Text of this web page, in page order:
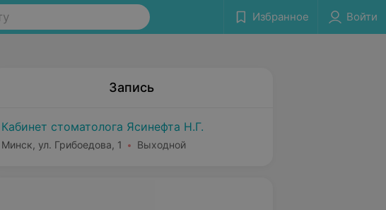
Избранное Войти
Запись
Кабинет стоматолога Ясинефта Н.Г.
Минск, ул. Грибоедова, 1 Выходной